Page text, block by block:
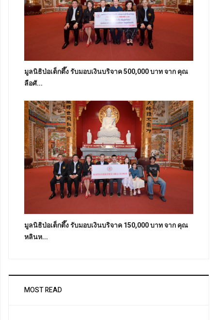
มูลนิธิป่อเต็กตึ๊ง รับมอบเงินบริจาค 500,000 บาท จาก คุณ
ลือศั...
มูลนิธิป่อเต็กตึ๊ง รับมอบเงินบริจาค 150,000 บาท จาก คุณ
หลินห...
MOST READ